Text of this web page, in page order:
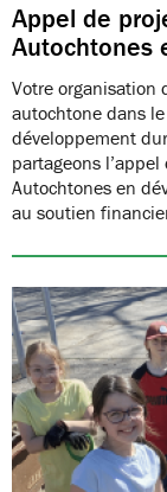
Appel de
Autochtones
Votre organisation
autochtone dans
développement
partageons
Autochtones en
au soutien